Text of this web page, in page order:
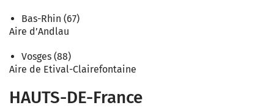
Bas-Rhin (67)
Aire d’Andlau
Vosges (88)
Aire de Etival-Clairefontaine
HAUTS-DE-France